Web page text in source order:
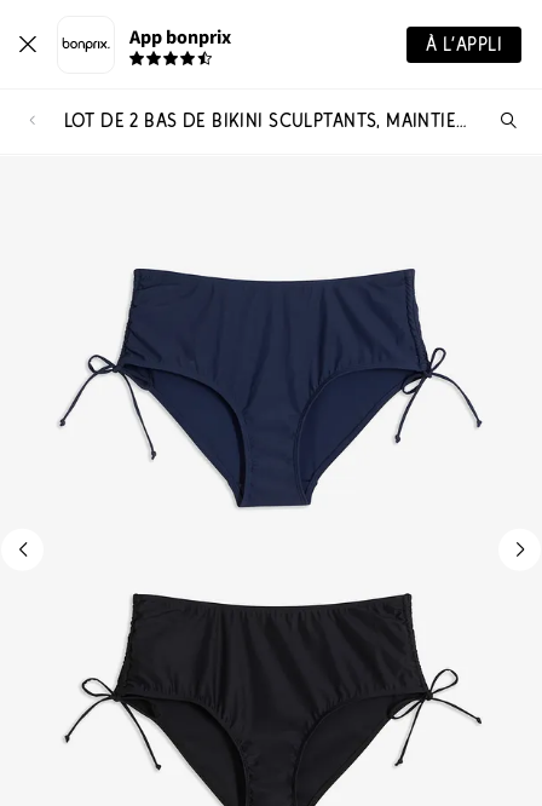
App bonprix À L’APPLI
LOT DE 2 BAS DE BIKINI SCULPTANTS, MAINTIEN LÉGER